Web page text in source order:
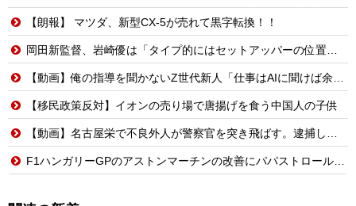
【朗報】 マツダ、新型CX-5が売れて黒字転換！！
岡田新監督、岩崎優は「タイプ的にはセットアッパーの位置が一番合うてる」←おーん
【動画】俺の指導を聞かないZ世代新人「仕事はAIに聞けば余裕w」俺「AI以下でごめんね」→指導やめて放置プレイした結果w
【移民政策反対】イオンの売り場で唐揚げを食う中国人の子供
【動画】名古屋栄で不良外人が警察官を突き飛ばす。逮捕しろやｗｗｗ
F1ハンガリーGPのアストンマーチンの改善にパパストロール興奮「工場の男子＆女子の努力のおかげ」